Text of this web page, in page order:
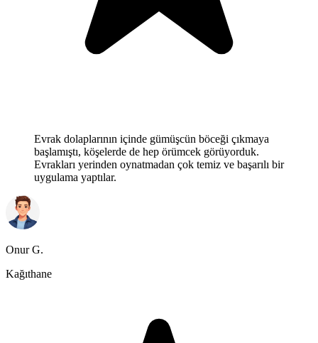
Evrak dolaplarının içinde gümüşcün böceği çıkmaya
başlamıştı, köşelerde de hep örümcek görüyorduk.
Evrakları yerinden oynatmadan çok temiz ve başarılı bir
uygulama yaptılar.
Onur G.
Kağıthane